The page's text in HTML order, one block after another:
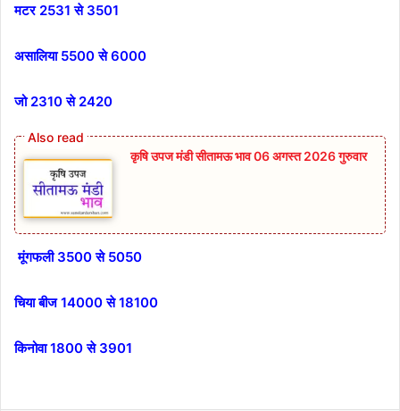
मटर 2531 से 3501
असालिया 5500 से 6000
जो 2310 से 2420
कृषि उपज मंडी सीतामऊ भाव 06 अगस्त 2026 गुरुवार
मूंगफली 3500 से 5050
चिया बीज 14000 से 18100
किनोवा 1800 से 3901